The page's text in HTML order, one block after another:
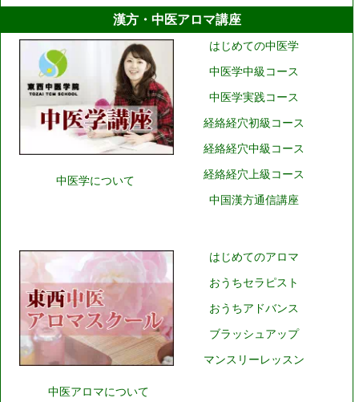
漢方・中医アロマ講座
中医学について
はじめての中医学
中医学中級コース
中医学実践コース
経絡経穴初級コース
経絡経穴中級コース
経絡経穴上級コース
中国漢方通信講座
中医アロマについて
はじめてのアロマ
おうちセラピスト
おうちアドバンス
ブラッシュアップ
マンスリーレッスン